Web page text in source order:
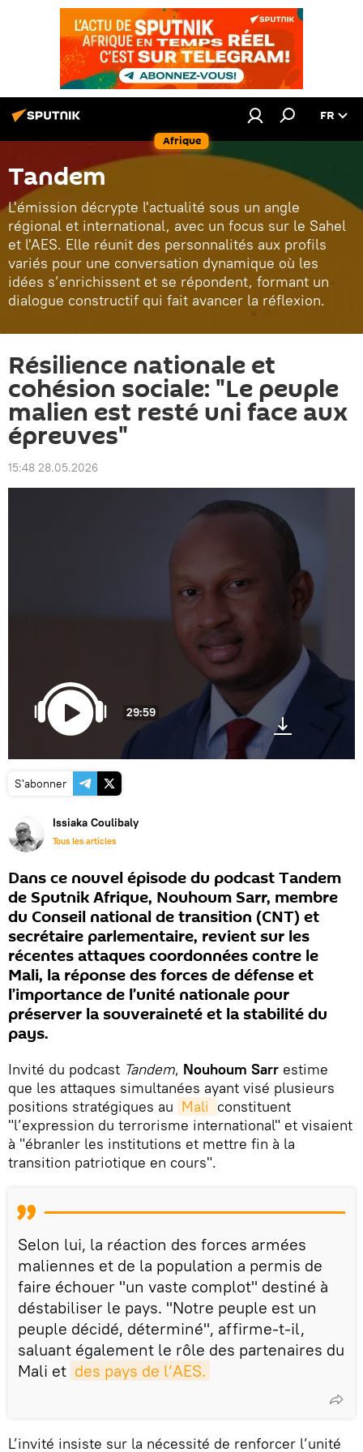
Afrique
FR
Tandem
L'émission décrypte l'actualité sous un angle
régional et international, avec un focus sur le Sahel
et l'AES. Elle réunit des personnalités aux profils
variés pour une conversation dynamique où les
idées s’enrichissent et se répondent, formant un
dialogue constructif qui fait avancer la réflexion.
Résilience nationale et
cohésion sociale: "Le peuple
malien est resté uni face aux
épreuves"
15:48 28.05.2026
29:59
S'abonner
Issiaka Coulibaly
Tous les articles
Dans ce nouvel épisode du podcast Tandem
de Sputnik Afrique, Nouhoum Sarr, membre
du Conseil national de transition (CNT) et
secrétaire parlementaire, revient sur les
récentes attaques coordonnées contre le
Mali, la réponse des forces de défense et
l’importance de l’unité nationale pour
préserver la souveraineté et la stabilité du
pays.
Invité du podcast Tandem, Nouhoum Sarr estime
que les attaques simultanées ayant visé plusieurs
positions stratégiques au Mali constituent
"l’expression du terrorisme international" et visaient
à "ébranler les institutions et mettre fin à la
transition patriotique en cours".
Selon lui, la réaction des forces armées
maliennes et de la population a permis de
faire échouer "un vaste complot" destiné à
déstabiliser le pays. "Notre peuple est un
peuple décidé, déterminé", affirme-t-il,
saluant également le rôle des partenaires du
Mali et des pays de l’AES.
L’invité insiste sur la nécessité de renforcer l’unité